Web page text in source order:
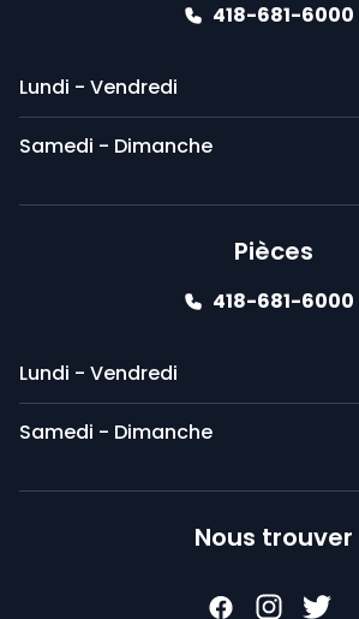
418-681-6000
Lundi - Vendredi
Samedi - Dimanche
Pièces
418-681-6000
Lundi - Vendredi
Samedi - Dimanche
Nous trouver